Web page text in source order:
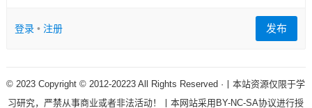
登录• 注册 发布
© 2023 Copyright © 2012-20223 All Rights Reserved ·丨本站资源仅限于学
习研究，严禁从事商业或者非法活动！丨本网站采用BY-NC-SA协议进行授